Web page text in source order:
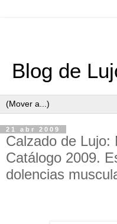
Blog de
21 abr 2009
Calzado de Lujo:
Catálogo 2009.
dolencias